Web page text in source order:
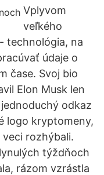
Vplyvom
veľkého
technológia, na
údaje o
čase. Svoj bio
Elon Musk len
odkaz
logo kryptomeny,
rozhýbali.
týždňoch
rázom vzrástla